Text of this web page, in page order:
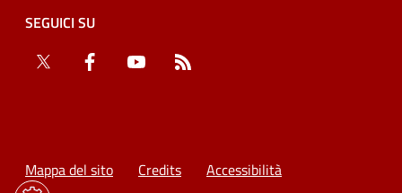
SEGUICI SU
Twitter
Facebook YouTube
Mappa del sito Credits Accessibilità